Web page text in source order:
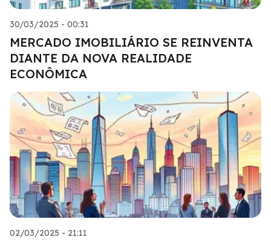
30/03/2025 - 00:31
MERCADO IMOBILIÁRIO SE REINVENTA
DIANTE DA NOVA REALIDADE
ECONÔMICA
02/03/2025 - 21:11